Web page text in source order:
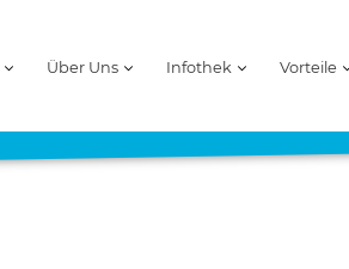
Über Uns Infothek Vorteile